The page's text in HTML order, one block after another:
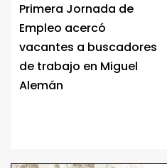
Primera Jornada de
Empleo acercó
vacantes a buscadores
de trabajo en Miguel
Alemán